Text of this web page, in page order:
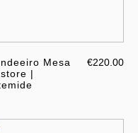
Mesa
|
€220.00